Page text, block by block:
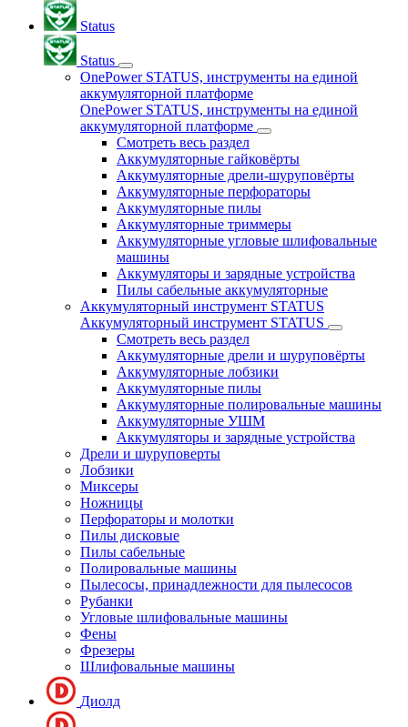
Status
Status
OnePower STATUS, инструменты на единой
аккумуляторной платформе
OnePower STATUS, инструменты на единой
аккумуляторной платформе
Смотреть весь раздел
Аккумуляторные гайковёрты
Аккумуляторные дрели-шуруповёрты
Аккумуляторные перфораторы
Аккумуляторные пилы
Аккумуляторные триммеры
Аккумуляторные угловые шлифовальные
машины
Аккумуляторы и зарядные устройства
Пилы сабельные аккумуляторные
Аккумуляторный инструмент STATUS
Аккумуляторный инструмент STATUS
Смотреть весь раздел
Аккумуляторные дрели и шуруповёрты
Аккумуляторные лобзики
Аккумуляторные пилы
Аккумуляторные полировальные машины
Аккумуляторные УШМ
Аккумуляторы и зарядные устройства
Дрели и шуруповерты
Лобзики
Миксеры
Ножницы
Перфораторы и молотки
Пилы дисковые
Пилы сабельные
Полировальные машины
Пылесосы, принадлежности для пылесосов
Рубанки
Угловые шлифовальные машины
Фены
Фрезеры
Шлифовальные машины
Диолд